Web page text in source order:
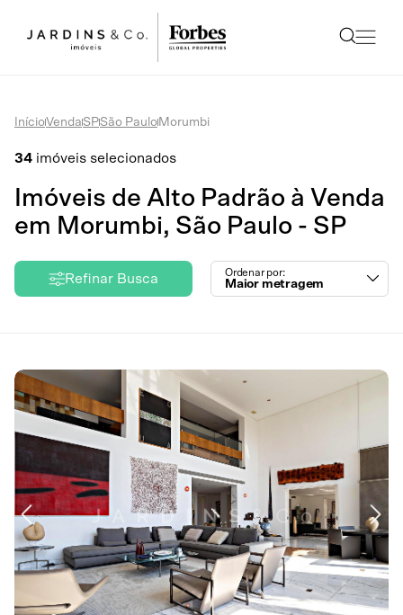
InícioVenda SPSão Paulo Morumbi
34 imóveis selecionados
Imóveis de Alto Padrão à Venda
em Morumbi, São Paulo - SP
Refinar Busca Ordenar por:
Maior metragem